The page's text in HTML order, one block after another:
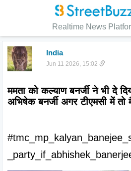
Realtime News
India
Jun 11 2026, 15:02
ममता को कल्याण बनर्जी ने भी दे
अभिषेक बनर्जी अगर टीएमसी में तो